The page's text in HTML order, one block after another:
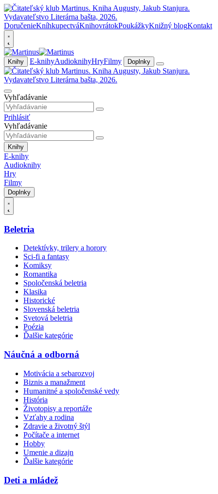
DoručenieKníhkupectváKnihovrátokPoukážkyKnižný blogKontakt
Knihy E-knihyAudioknihyHryFilmy Doplnky
Vyhľadávanie
Prihlásiť
Vyhľadávanie
Knihy
E-knihy
Audioknihy
Hry
Filmy
Doplnky
Beletria
Detektívky, trilery a horory
Sci-fi a fantasy
Komiksy
Romantika
Spoločenská beletria
Klasika
Historické
Slovenská beletria
Svetová beletria
Poézia
Ďalšie kategórie
Náučná a odborná
Motivácia a sebarozvoj
Biznis a manažment
Humanitné a spoločenské vedy
História
Životopisy a reportáže
Vzťahy a rodina
Zdravie a životný štýl
Počítače a internet
Hobby
Umenie a dizajn
Ďalšie kategórie
Deti a mládež